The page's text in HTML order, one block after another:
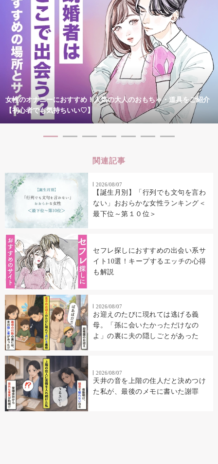
女性のオナニーにおすすめ！人気の大人のおもちゃ・道具をご紹介
【初心者でも気持ちいい♡】
関連記事
2026/08/07
【誕生月別】「行列でも文句を言わ
ない」おおらかな女性ランキング＜
最下位～第１０位＞
セフレ探しにおすすめの出会い系サ
イト10選！キープするエッチの心得
も解説
2026/08/07
お迎えのたびに現れては逃げる義
母。「孫に会いたかっただけなの
よ」の裏に夫の隠しごとがあった
2026/08/07
天井の音を上階の住人だと決めつけ
た私が、最後のメモに書いた謝罪